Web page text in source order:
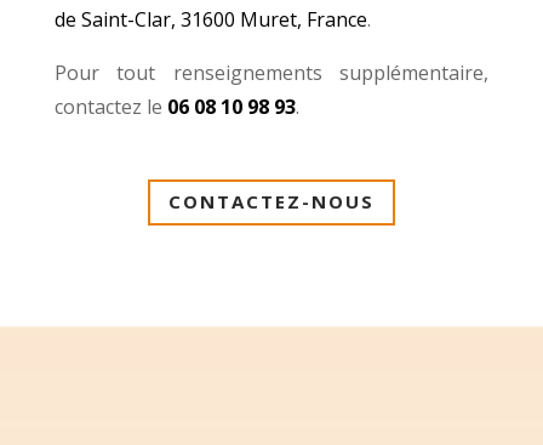
de Saint-Clar, 31600 Muret, France.
Pour tout renseignements supplémentaire,
contactez le 06 08 10 98 93.
CONTACTEZ-NOUS